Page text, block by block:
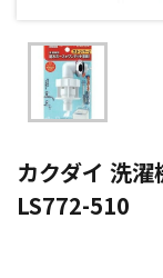
カクダイ 洗
LS772-510